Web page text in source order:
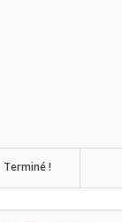
Terminé !